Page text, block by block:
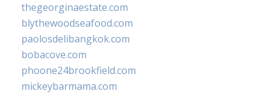
thegeorginaestate.com
blythewoodseafood.com
paolosdelibangkok.com
bobacove.com
phoone24brookfield.com
mickeybarmama.com